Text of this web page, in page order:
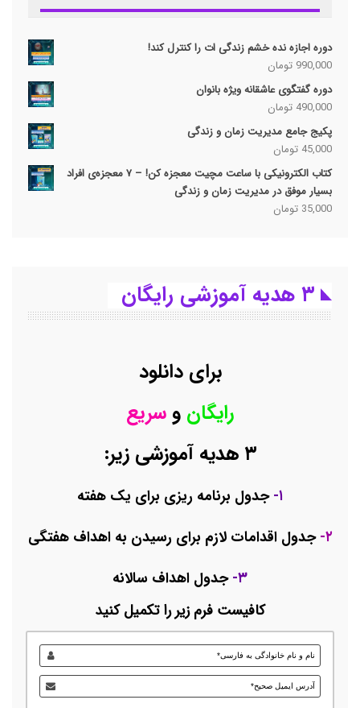
دوره اجازه نده خشم زندگی ات را کنترل کند!
990,000 تومان
دوره گفتگوی عاشقانه ویژه بانوان
490,000 تومان
پکیج جامع مدیریت زمان و زندگی
45,000 تومان
کتاب الکترونیکی با ساعت مچیت معجزه کن! – ۷ معجزه‌ی افراد
بسیار موفق در مدیریت زمان و زندگی
35,000 تومان
۳ هدیه آموزشی رایگان
برای دانلود
رایگان و سریع
۳ هدیه آموزشی زیر:
۱- جدول برنامه ریزی برای یک هفته
۲- جدول اقدامات لازم برای رسیدن به اهداف هفتگی
۳- جدول اهداف سالانه
کافیست فرم زیر را تکمیل کنید